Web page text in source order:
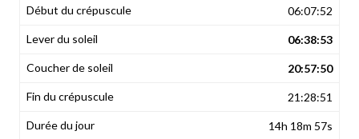
06:07:52
06:38:53
20:57:50
21:28:51
14h 18m 57s